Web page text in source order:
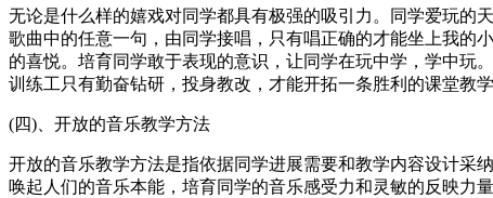
无论是什么样的嬉戏对同学都具有极强的吸引力。同学爱玩的
歌曲中的任意一句，由同学接唱，只有唱正确的才能坐上我的
的喜悦。培育同学敢于表现的意识，让同学在玩中学，学中玩
训练工只有勤奋钻研，投身教改，才能开拓一条胜利的课堂教
(四)、开放的音乐教学方法
开放的音乐教学方法是指依据同学进展需要和教学内容设计采
唤起人们的音乐本能，培育同学的音乐感受力和灵敏的反映力